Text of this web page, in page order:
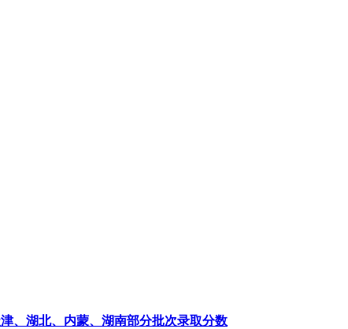
、湖北、内蒙、湖南部分批次录取分数